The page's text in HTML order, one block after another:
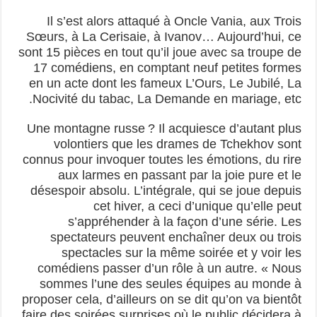
Il s’est alors attaqué à Oncle Vania, aux Trois
Sœurs, à La Cerisaie, à Ivanov… Aujourd’hui, ce
sont 15 pièces en tout qu’il joue avec sa troupe de
17 comédiens, en comptant neuf petites formes
en un acte dont les fameux L’Ours, Le Jubilé, La
Nocivité du tabac, La Demande en mariage, etc.
Une montagne russe ? Il acquiesce d’autant plus
volontiers que les drames de Tchekhov sont
connus pour invoquer toutes les émotions, du rire
aux larmes en passant par la joie pure et le
désespoir absolu. L’intégrale, qui se joue depuis
cet hiver, a ceci d’unique qu’elle peut
s’appréhender à la façon d’une série. Les
spectateurs peuvent enchaîner deux ou trois
spectacles sur la même soirée et y voir les
comédiens passer d’un rôle à un autre. « Nous
sommes l’une des seules équipes au monde à
proposer cela, d’ailleurs on se dit qu’on va bientôt